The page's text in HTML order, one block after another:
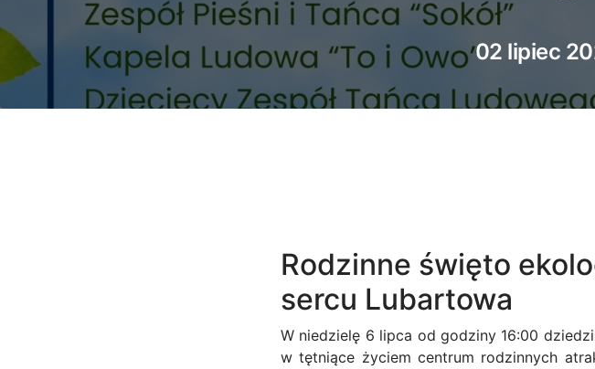
02 lipiec
Rodzinne święto
sercu Lubartowa
W niedzielę 6 lipca od godziny 16:00
w tętniące życiem centrum rodzinnych